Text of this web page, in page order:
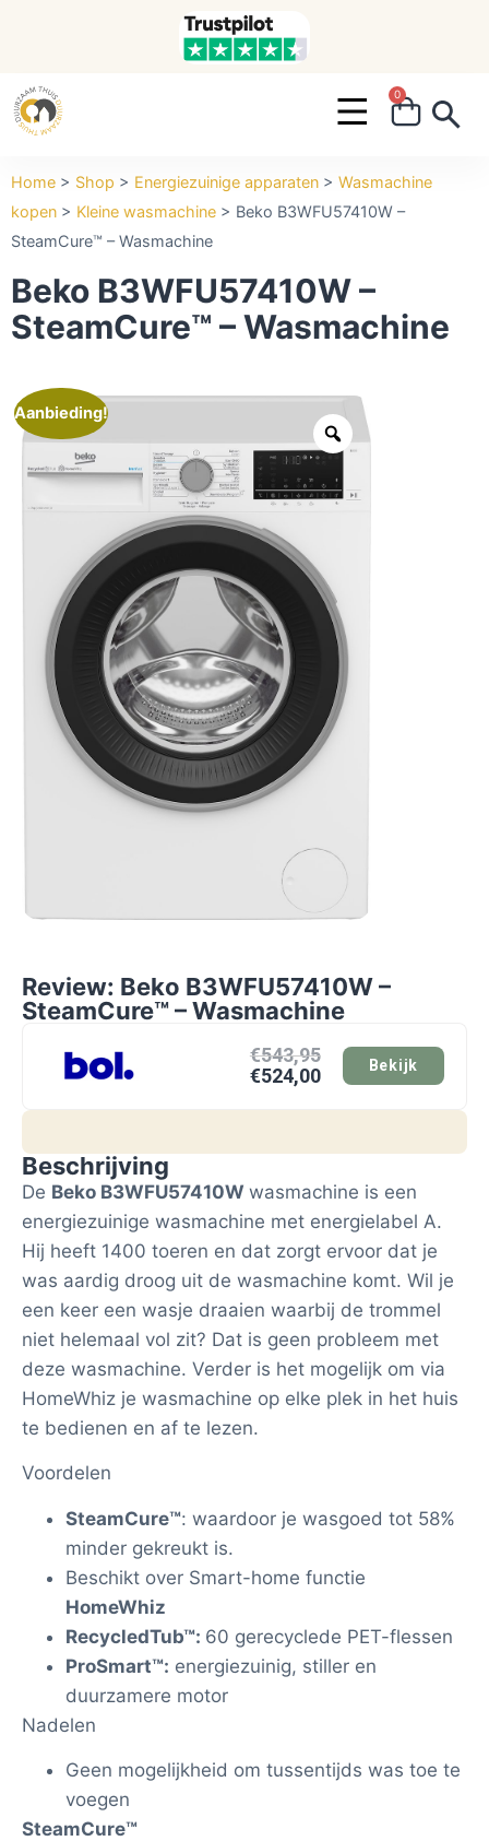
0
Home > Shop > Energiezuinige apparaten > Wasmachine
kopen > Kleine wasmachine > Beko B3WFU57410W –
SteamCure™ – Wasmachine
Beko B3WFU57410W –
SteamCure™ – Wasmachine
Aanbieding!
Review: Beko B3WFU57410W –
SteamCure™ – Wasmachine
€543,95
€524,00
Bekijk
Beschrijving
De Beko B3WFU57410W wasmachine is een
energiezuinige wasmachine met energielabel A.
Hij heeft 1400 toeren en dat zorgt ervoor dat je
was aardig droog uit de wasmachine komt. Wil je
een keer een wasje draaien waarbij de trommel
niet helemaal vol zit? Dat is geen probleem met
deze wasmachine. Verder is het mogelijk om via
HomeWhiz je wasmachine op elke plek in het huis
te bedienen en af te lezen.
Voordelen
SteamCure™: waardoor je wasgoed tot 58%
minder gekreukt is.
Beschikt over Smart-home functie
HomeWhiz
RecycledTub™: 60 gerecyclede PET-flessen
ProSmart™: energiezuinig, stiller en
duurzamere motor
Nadelen
Geen mogelijkheid om tussentijds was toe te
voegen
SteamCure™